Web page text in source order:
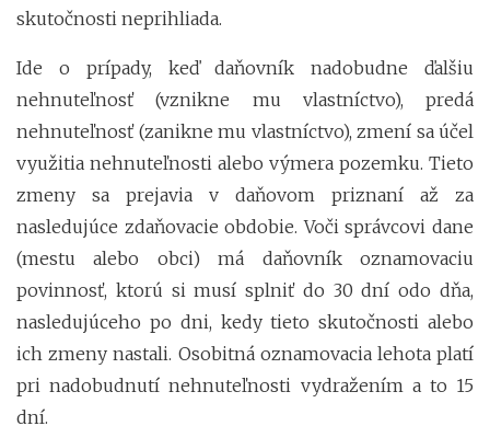
skutočnosti neprihliada.
Ide o prípady, keď daňovník nadobudne ďalšiu
nehnuteľnosť (vznikne mu vlastníctvo), predá
nehnuteľnosť (zanikne mu vlastníctvo), zmení sa účel
využitia nehnuteľnosti alebo výmera pozemku. Tieto
zmeny sa prejavia v daňovom priznaní až za
nasledujúce zdaňovacie obdobie. Voči správcovi dane
(mestu alebo obci) má daňovník oznamovaciu
povinnosť, ktorú si musí splniť do 30 dní odo dňa,
nasledujúceho po dni, kedy tieto skutočnosti alebo
ich zmeny nastali. Osobitná oznamovacia lehota platí
pri nadobudnutí nehnuteľnosti vydražením a to 15
dní.